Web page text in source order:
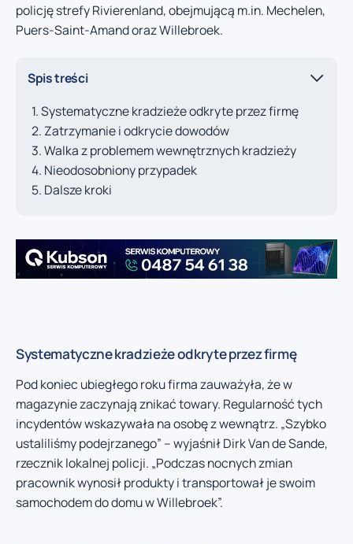
policję strefy Rivierenland, obejmującą m.in. Mechelen,
Puers-Saint-Amand oraz Willebroek.
Spis treści
Systematyczne kradzieże odkryte przez firmę
Zatrzymanie i odkrycie dowodów
Walka z problemem wewnętrznych kradzieży
Nieodosobniony przypadek
Dalsze kroki
Systematyczne kradzieże odkryte przez firmę
Pod koniec ubiegłego roku firma zauważyła, że w
magazynie zaczynają znikać towary. Regularność tych
incydentów wskazywała na osobę z wewnątrz. „Szybko
ustaliliśmy podejrzanego” – wyjaśnił Dirk Van de Sande,
rzecznik lokalnej policji. „Podczas nocnych zmian
pracownik wynosił produkty i transportował je swoim
samochodem do domu w Willebroek”.